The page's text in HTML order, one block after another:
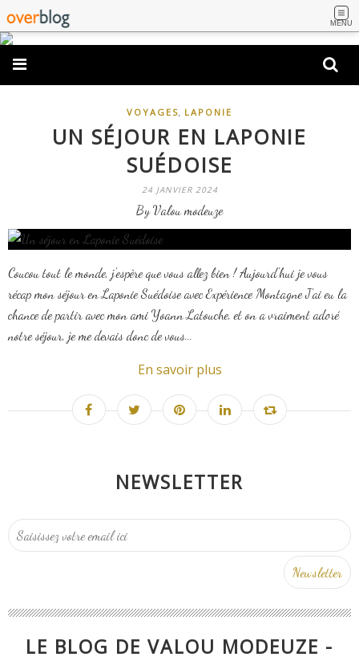
MENU
VOYAGES, LAPONIE
UN SÉJOUR EN LAPONIE
SUÉDOISE
24 JANVIER 2024
By Valou modeuze
Coucou tout le monde, j'espère que vous allez bien ! Aujourd'hui je vous
récap mon séjour en Laponie Suédoise avec Expérience Montagne J'ai eu la
chance de partir avec mon ami Yoann Latouche, et on a vraiment adoré
notre séjour, je me devais donc de vous...
En savoir plus
NEWSLETTER
LE BLOG DE VALOU MODEUZE -